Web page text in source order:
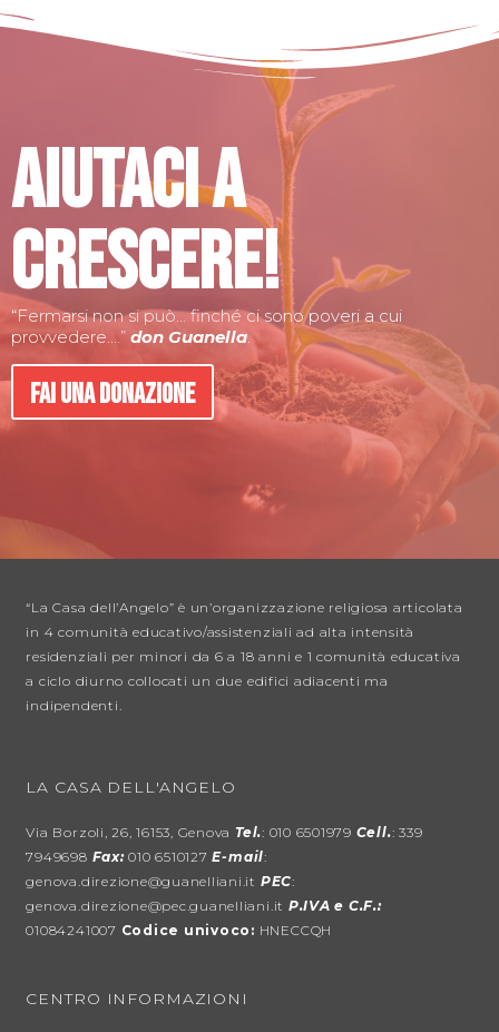
Aiutaci a
crescere!
“Fermarsi non si può… finché ci sono poveri a cui
provvedere….” don Guanella.
Fai una donazione
“La Casa dell’Angelo” è un’organizzazione religiosa articolata
in 4 comunità educativo/assistenziali ad alta intensità
residenziali per minori da 6 a 18 anni e 1 comunità educativa
a ciclo diurno collocati un due edifici adiacenti ma
indipendenti.
LA CASA DELL'ANGELO
Via Borzoli, 26, 16153, Genova Tel.: 010 6501979 Cell.: 339
7949698 Fax: 010 6510127E-mail:
genova.direzione@guanelliani.it PEC:
genova.direzione@pec.guanelliani.it P.IVA e C.F.:
01084241007 Codice univoco: HNECCQH
CENTRO INFORMAZIONI